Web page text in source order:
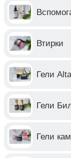
Втирки
Гели
Гели
Гели